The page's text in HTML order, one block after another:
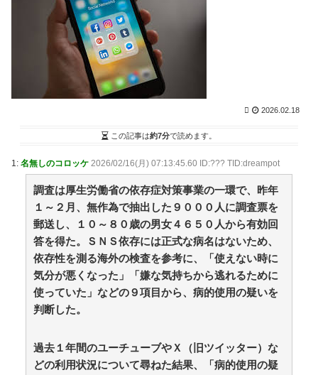
【黒曜館の夜宴 ―淫欲に堕ちる僕の女たち―】 / まと
NEW! (8/9 07:03)
「抜くに抜けない……」自転車の青切符導入で”車道ハ
ミ出し”が急増中 / まとめるZ
映画『8番出口』が金曜ロードショーにて放送 / まとめ
NEW! (8/9 07:03)
黄金期を築く小久保ソフトバンクの次期監督は一体誰
た / 2chまとめアンテナ！ NEW! (8/9 05:44)
する野球部イジメ疑惑の真相と現場取材で見えたリアル
【画像】坂口杏里、逃走して便器にこびりついた????
カスまで晒されるwww / 2chまとめアンテナ！ NEW! (8/9
05:44)
【悲報】堀大輔さん、実は仮眠を取っていた
WWWWWWWWWWWWWWWWWWWWWWWWWWW
WWWWWWWWWWWWWWW / 2chまとめアンテナ！
NEW! (8/9 05:44)
36歳の彼女と結婚したいのに、家族が猛反対。家族か
ら信じられない言葉が飛び出した… 他 / 2chnaviヘッド
2026.02.18
この記事は約7分で読めます。
1: 名無しのコロッケ 2026/02/16(月) 07:13:45.60 ID:??? TID:dreampot
調査は厚生労働省の依存症対策事業の一環で、昨年
１～２月、無作為で抽出した９０００人に調査票を
郵送し、１０～８０歳の男女４６５０人から有効回
答を得た。ＳＮＳ依存には正式な病名はないため、
依存性を測る海外の検査を参考に、「使えない時に
気分が悪くなった」「嫌な気持ちから逃れるために
使っていた」などの９項目から、病的使用の疑いを
判断した。
過去１年間のユーチューブやＸ（旧ツイッター）な
どの利用状況について尋ねた結果、「病的使用の疑